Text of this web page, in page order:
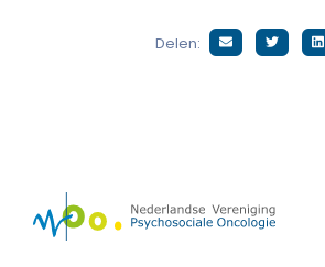
Delen: